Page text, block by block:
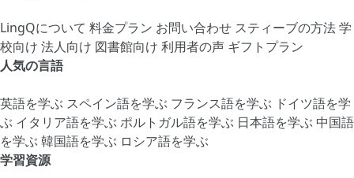
LingQについて 料金プラン お問い合わせ スティーブの方法学
校向け 法人向け 図書館向け 利用者の声 ギフトプラン
人気の言語
英語を学ぶ スペイン語を学ぶ フランス語を学ぶ ドイツ語を学
ぶ イタリア語を学ぶ ポルトガル語を学ぶ 日本語を学ぶ 中国語
を学ぶ 韓国語を学ぶ ロシア語を学ぶ
学習資源